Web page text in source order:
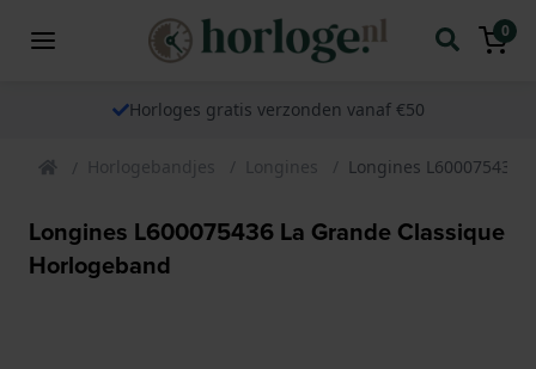
0
Horloges gratis verzonden vanaf €50
Horlogebandjes Longines Longines L600075436
Longines L600075436 La Grande Classique
Horlogeband